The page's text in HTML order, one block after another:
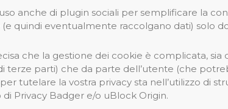
anche di plugin sociali per semplificare la
quindi eventualmente raccolgano dati) solo
che la gestione dei cookie è complicata,
terze parti) che da parte dell’utente (che
tutelare la vostra privacy sta nell’utilizzo di
di Privacy Badger e/o uBlock Origin.